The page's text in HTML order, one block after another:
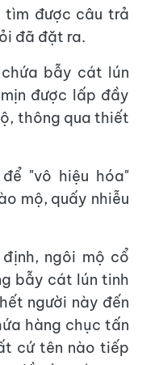
tìm được câu trả
đã đặt ra.
bẫy cát lún
được lấp đầy
thông qua thiết
"vô hiệu hóa"
mộ, quấy nhiễu
ngôi mộ cổ
bẫy cát lún tinh
người này đến
hàng chục tấn
cứ tên nào tiếp